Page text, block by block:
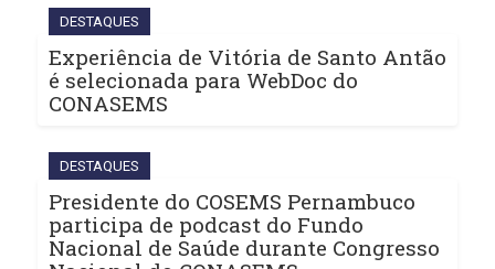
DESTAQUES
Experiência de Vitória de Santo Antão
é selecionada para WebDoc do
CONASEMS
DESTAQUES
Presidente do COSEMS Pernambuco
participa de podcast do Fundo
Nacional de Saúde durante Congresso